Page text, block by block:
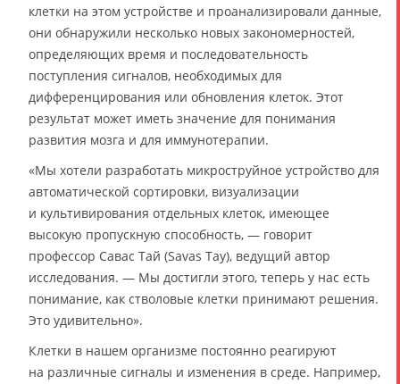
клетки на этом устройстве и проанализировали данные,
они обнаружили несколько новых закономерностей,
определяющих время и последовательность
поступления сигналов, необходимых для
дифференцирования или обновления клеток. Этот
результат может иметь значение для понимания
развития мозга и для иммунотерапии.
«Мы хотели разработать микроструйное устройство для
автоматической сортировки, визуализации
и культивирования отдельных клеток, имеющее
высокую пропускную способность, — говорит
профессор Савас Тай (Savas Tay), ведущий автор
исследования. — Мы достигли этого, теперь у нас есть
понимание, как стволовые клетки принимают решения.
Это удивительно».
Клетки в нашем организме постоянно реагируют
на различные сигналы и изменения в среде. Например,